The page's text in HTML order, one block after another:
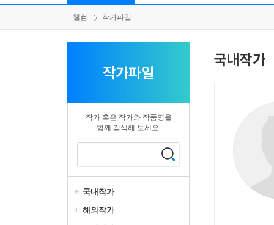
웰컴 작가파일
작가파일
작가 혹은 작가와 작품명을
함께 검색해 보세요.
국내작가
해외작가
국내작가